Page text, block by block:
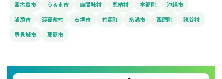
宮古島市
うるま市 座間味村 恩納村 本部町
沖縄市
浦添市
渡嘉敷村 石垣市 竹富町 糸満市 西原町
読谷村
豊見城市
那覇市